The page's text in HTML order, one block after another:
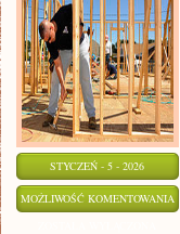
STYCZEŃ - 5 - 2026
MOŻLIWOŚĆ KOMENTOWANIA